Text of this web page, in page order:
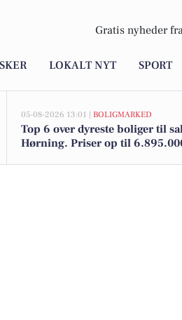
Gratis nyheder
LOKALT NYT SPORT
05-08-2026 13:01 | BOLIGMARKED
Top 6 over dyreste boliger til
Hørning. Priser op til